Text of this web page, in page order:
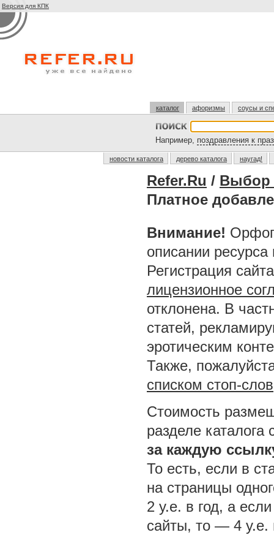
Версия для КПК
каталог афоризмы соусы и
Например, поздравления к
новости каталога дерево каталога наугад!
Refer.Ru / Выбор
Платное
Внимание!
описании
Регистрация
лицензионное
отклонена. В
статей,
эротическим
Также,
списком стоп-слов
Стоимость
разделе каталога
за каждую
То есть, если в
на страницы
2 у.е. в год, а
сайты, то — 4 у.е.